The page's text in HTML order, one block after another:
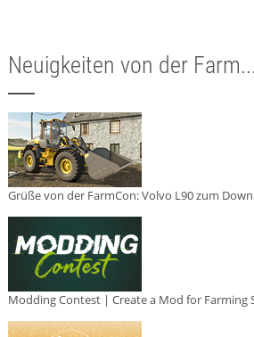
Neuigkeiten von der Farm...
Grüße von der FarmCon: Volvo L90 zum
Modding Contest | Create a Mod for Farming